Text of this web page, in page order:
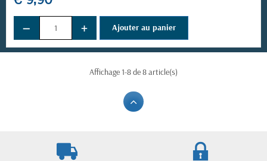
− + Ajouter au panier
Affichage 1-8 de 8 article(s)